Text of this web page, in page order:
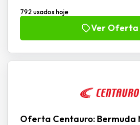
792 usados hoje
Ver Oferta
Oferta Centauro: Bermuda